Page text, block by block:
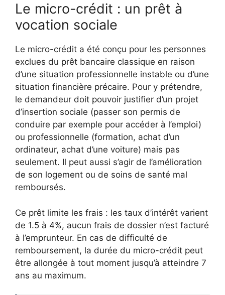
Le micro-crédit : un prêt à
vocation sociale
Le micro-crédit a été conçu pour les personnes
exclues du prêt bancaire classique en raison
d’une situation professionnelle instable ou d’une
situation financière précaire. Pour y prétendre,
le demandeur doit pouvoir justifier d’un projet
d’insertion sociale (passer son permis de
conduire par exemple pour accéder à l’emploi)
ou professionnelle (formation, achat d’un
ordinateur, achat d’une voiture) mais pas
seulement. Il peut aussi s’agir de l’amélioration
de son logement ou de soins de santé mal
remboursés.
Ce prêt limite les frais : les taux d’intérêt varient
de 1.5 à 4%, aucun frais de dossier n’est facturé
à l’emprunteur. En cas de difficulté de
remboursement, la durée du micro-crédit peut
être allongée à tout moment jusqu’à atteindre 7
ans au maximum.